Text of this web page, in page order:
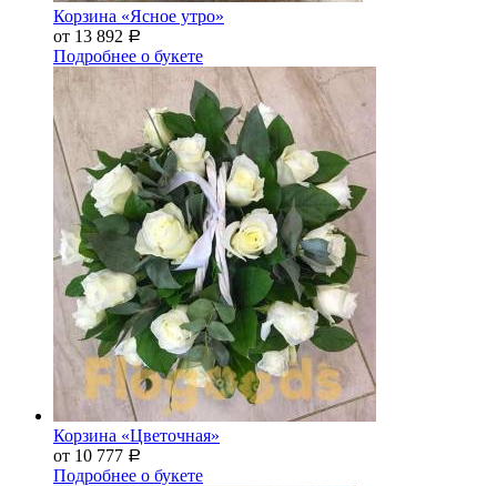
Корзина «Ясное утро»
от 13 892 Р
Подробнее о букете
Корзина «Цветочная»
от 10 777 Р
Подробнее о букете